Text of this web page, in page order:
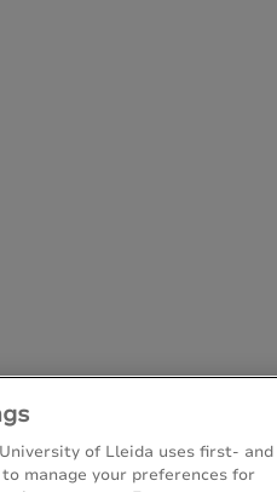
of Lleida uses first- and
manage your preferences for